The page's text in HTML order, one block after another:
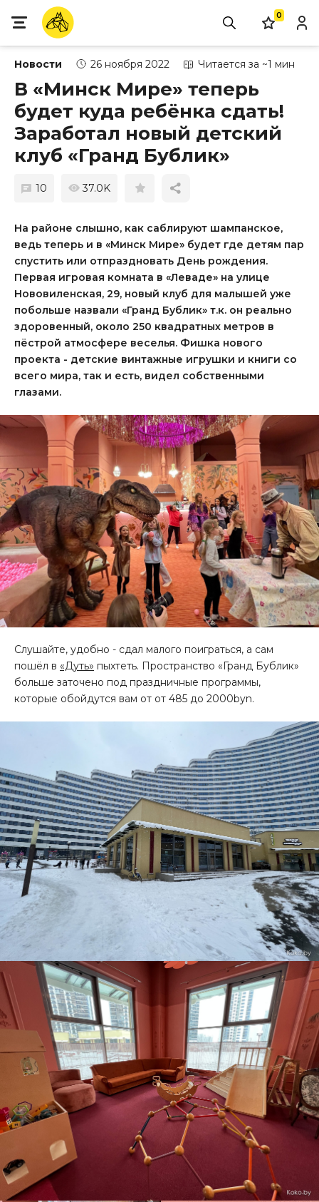
0
Новости 26 ноября 2022 Читается за ~1 мин
В «Минск Мире» теперь
будет куда ребёнка сдать!
Заработал новый детский
клуб «Гранд Бублик»
10 37.0K
На районе слышно, как саблируют шампанское,
ведь теперь и в «Минск Мире» будет где детям пар
спустить или отпраздновать День рождения.
Первая игровая комната в «Леваде» на улице
Нововиленская, 29, новый клуб для малышей уже
побольше назвали «Гранд Бублик» т.к. он реально
здоровенный, около 250 квадратных метров в
пёстрой атмосфере веселья. Фишка нового
проекта - детские винтажные игрушки и книги со
всего мира, так и есть, видел собственными
глазами.
Слушайте, удобно - сдал малого поиграться, а сам
пошёл в «Дуть» пыхтеть. Пространство «Гранд Бублик»
больше заточено под праздничные программы,
которые обойдутся вам от от 485 до 2000byn.